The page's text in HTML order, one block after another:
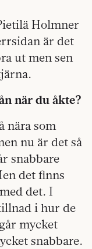
Holmner
är det
ut men sen
när du åkte?
nära som
nu är det så
snabbare
det finns
det. I
i hur de
mycket
snabbare.